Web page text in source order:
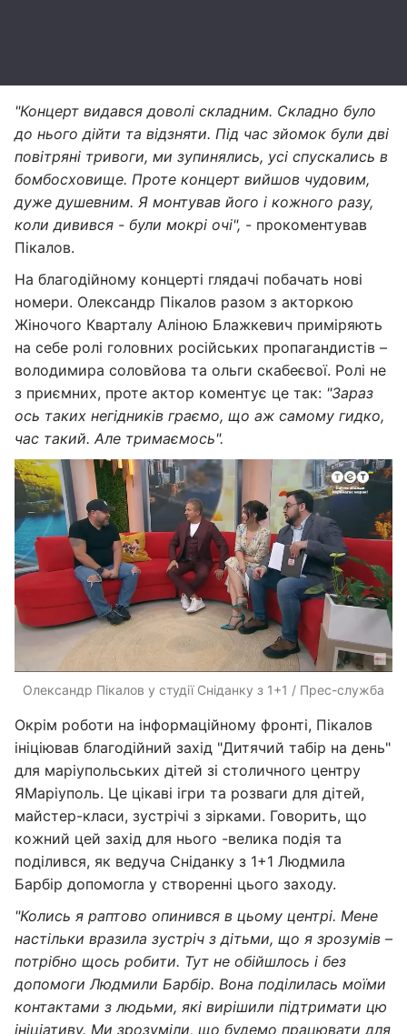
"Концерт видався доволі складним. Складно було
до нього дійти та відзняти. Під час зйомок були дві
повітряні тривоги, ми зупинялись, усі спускались в
бомбосховище. Проте концерт вийшов чудовим,
дуже душевним. Я монтував його і кожного разу,
коли дивився - були мокрі очі", - прокоментував
Пікалов.
На благодійному концерті глядачі побачать нові
номери. Олександр Пікалов разом з акторкою
Жіночого Кварталу Аліною Блажкевич приміряють
на себе ролі головних російських пропагандистів –
володимира соловйова та ольги скабеєвої. Ролі не
з приємних, проте актор коментує це так: "Зараз
ось таких негідників граємо, що аж самому гидко,
час такий. Але тримаємось".
Олександр Пікалов у студії Сніданку з 1+1 / Прес-служба
Окрім роботи на інформаційному фронті, Пікалов
ініціював благодійний захід "Дитячий табір на день"
для маріупольських дітей зі столичного центру
ЯМаріуполь. Це цікаві ігри та розваги для дітей,
майстер-класи, зустрічі з зірками. Говорить, що
кожний цей захід для нього -велика подія та
поділився, як ведуча Сніданку з 1+1 Людмила
Барбір допомогла у створенні цього заходу.
"Колись я раптово опинився в цьому центрі. Мене
настільки вразила зустріч з дітьми, що я зрозумів –
потрібно щось робити. Тут не обійшлось і без
допомоги Людмили Барбір. Вона поділилась моїми
контактами з людьми, які вирішили підтримати цю
ініціативу. Ми зрозуміли, що будемо працювати для